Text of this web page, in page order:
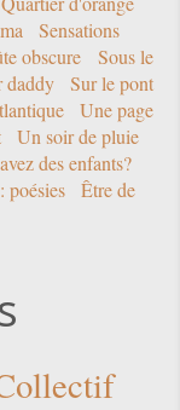
Sensations
obscure
Sous le
daddy
Sur le pont
Une page
Un soir de pluie
des enfants?
poésies
Être de